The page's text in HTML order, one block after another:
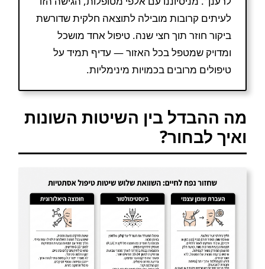
לעיתים קרובות מובילה לתוצאה חלקית שדורשת
ביקור חוזר תוך חצי שנה. טיפול אחד מושכל
ומדויק שמטפל בכל האזור — עדיף תמיד על
טיפולים מרובים בכמויות מינימליות.
מה ההבדל בין השיטות השונות
ואיך לבחור?